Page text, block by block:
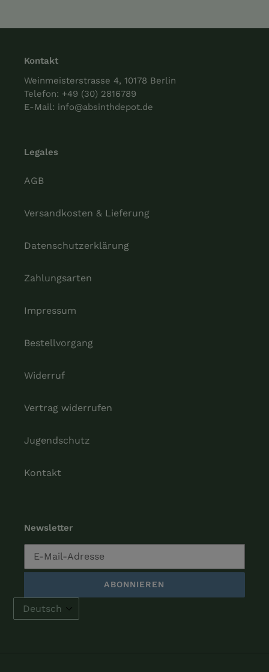
Kontakt
Weinmeisterstrasse 4, 10178 Berlin
Telefon: +49 (30) 2816789
E-Mail: info@absinthdepot.de
Legales
AGB
Versandkosten & Lieferung
Datenschutzerklärung
Zahlungsarten
Impressum
Bestellvorgang
Widerruf
Vertrag widerrufen
Jugendschutz
Kontakt
Newsletter
ABONNIEREN